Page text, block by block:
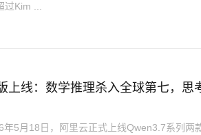
Kim ...
上线：数学推理杀入全球第七，思
5月18日，阿里云正式上线Qwen3.7系列两